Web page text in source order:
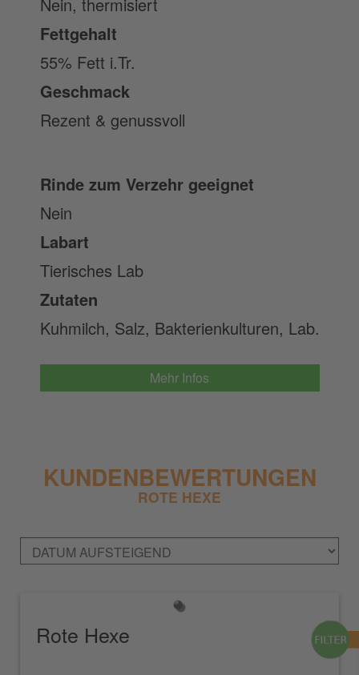
Fettgehalt
55% Fett i.Tr.
Geschmack
Rezent & genussvoll
Rinde zum Verzehr geeignet
Nein
Labart
Tierisches Lab
Zutaten
Kuhmilch, Salz, Bakterienkulturen, Lab.
Mehr Infos
KUNDENBEWERTUNGEN
ROTE HEXE
Rote Hexe